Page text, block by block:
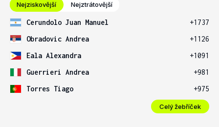
Nejziskovější Nejztrátovější
Cerundolo Juan Manuel
+1737
Obradovic Andrea
+1126
Eala Alexandra
+1091
Guerrieri Andrea
+981
Torres Tiago
+975
Celý žebříček